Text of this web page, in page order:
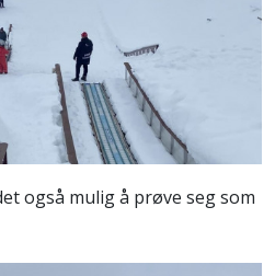
også mulig å prøve seg som